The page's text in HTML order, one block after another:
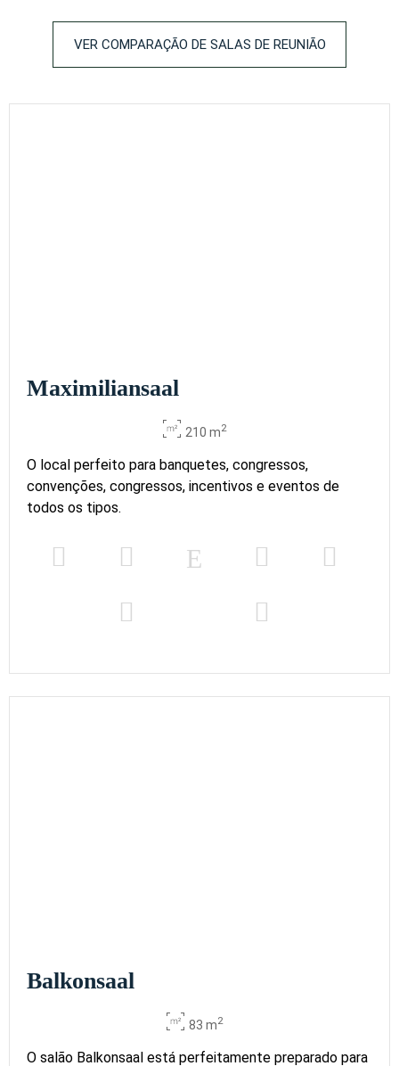
VER COMPARAÇÃO DE SALAS DE REUNIÃO
Maximiliansaal
210 m2
O local perfeito para banquetes, congressos,
convenções, congressos, incentivos e eventos de
todos os tipos.
Balkonsaal
83 m2
O salão Balkonsaal está perfeitamente preparado para